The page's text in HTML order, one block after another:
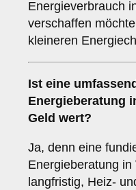
Energieverbrauch
verschaffen
kleineren
Ist eine
Energieberatung
Geld wert?
Ja, denn eine
Energieberatung
langfristig, Heiz-